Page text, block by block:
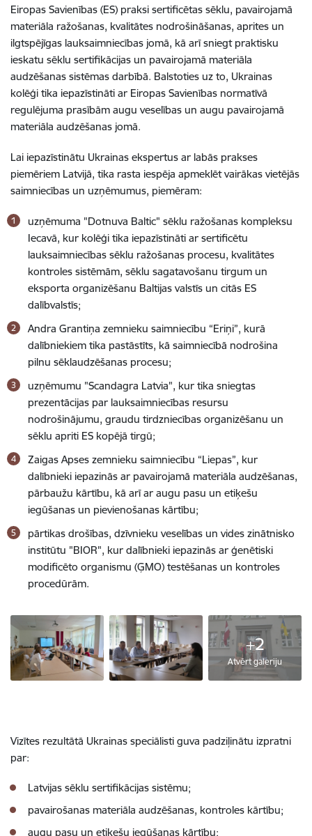
Eiropas Savienības (ES) praksi sertificētas sēklu, pavairojamā
materiāla ražošanas, kvalitātes nodrošināšanas, aprites un
ilgtspējīgas lauksaimniecības jomā, kā arī sniegt praktisku
ieskatu sēklu sertifikācijas un pavairojamā materiāla
audzēšanas sistēmas darbībā. Balstoties uz to, Ukrainas
kolēģi tika iepazīstināti ar Eiropas Savienības normatīvā
regulējuma prasībām augu veselības un augu pavairojamā
materiāla audzēšanas jomā.
Lai iepazīstinātu Ukrainas ekspertus ar labās prakses
piemēriem Latvijā, tika rasta iespēja apmeklēt vairākas vietējās
saimniecības un uzņēmumus, piemēram:
uzņēmuma "Dotnuva Baltic" sēklu ražošanas kompleksu
Iecavā, kur kolēģi tika iepazīstināti ar sertificētu
lauksaimniecības sēklu ražošanas procesu, kvalitātes
kontroles sistēmām, sēklu sagatavošanu tirgum un
eksporta organizēšanu Baltijas valstīs un citās ES
dalībvalstīs;
Andra Grantiņa zemnieku saimniecību “Eriņi”, kurā
dalībniekiem tika pastāstīts, kā saimniecībā nodrošina
pilnu sēklaudzēšanas procesu;
uzņēmumu "Scandagra Latvia", kur tika sniegtas
prezentācijas par lauksaimniecības resursu
nodrošinājumu, graudu tirdzniecības organizēšanu un
sēklu apriti ES kopējā tirgū;
Zaigas Apses zemnieku saimniecību “Liepas”, kur
dalībnieki iepazinās ar pavairojamā materiāla audzēšanas,
pārbaužu kārtību, kā arī ar augu pasu un etiķešu
iegūšanas un pievienošanas kārtību;
pārtikas drošības, dzīvnieku veselības un vides zinātnisko
institūtu "BIOR", kur dalībnieki iepazinās ar ģenētiski
modificēto organismu (ĢMO) testēšanas un kontroles
procedūrām.
+2
Atvērt galeriju
Vizītes rezultātā Ukrainas speciālisti guva padziļinātu izpratni
par:
Latvijas sēklu sertifikācijas sistēmu;
pavairošanas materiāla audzēšanas, kontroles kārtību;
augu pasu un etiķešu iegūšanas kārtību;